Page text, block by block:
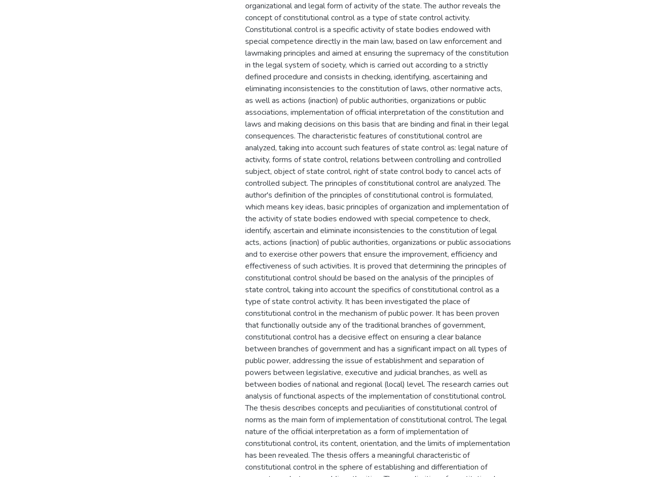
organizational and legal form of activity of the state. The author reveals the
concept of constitutional control as a type of state control activity.
Constitutional control is a specific activity of state bodies endowed with
special competence directly in the main law, based on law enforcement and
lawmaking principles and aimed at ensuring the supremacy of the constitution
in the legal system of society, which is carried out according to a strictly
defined procedure and consists in checking, identifying, ascertaining and
eliminating inconsistencies to the constitution of laws, other normative acts,
as well as actions (inaction) of public authorities, organizations or public
associations, implementation of official interpretation of the constitution and
laws and making decisions on this basis that are binding and final in their legal
consequences. The characteristic features of constitutional control are
analyzed, taking into account such features of state control as: legal nature of
activity, forms of state control, relations between controlling and controlled
subject, object of state control, right of state control body to cancel acts of
controlled subject. The principles of constitutional control are analyzed. The
author's definition of the principles of constitutional control is formulated,
which means key ideas, basic principles of organization and implementation of
the activity of state bodies endowed with special competence to check,
identify, ascertain and eliminate inconsistencies to the constitution of legal
acts, actions (inaction) of public authorities, organizations or public associations
and to exercise other powers that ensure the improvement, efficiency and
effectiveness of such activities. It is proved that determining the principles of
constitutional control should be based on the analysis of the principles of
state control, taking into account the specifics of constitutional control as a
type of state control activity. It has been investigated the place of
constitutional control in the mechanism of public power. It has been proven
that functionally outside any of the traditional branches of government,
constitutional control has a decisive effect on ensuring a clear balance
between branches of government and has a significant impact on all types of
public power, addressing the issue of establishment and separation of
powers between legislative, executive and judicial branches, as well as
between bodies of national and regional (local) level. The research carries out
analysis of functional aspects of the implementation of constitutional control.
The thesis describes concepts and peculiarities of constitutional control of
norms as the main form of implementation of constitutional control. The legal
nature of the official interpretation as a form of implementation of
constitutional control, its content, orientation, and the limits of implementation
has been revealed. The thesis offers a meaningful characteristic of
constitutional control in the sphere of establishing and differentiation of